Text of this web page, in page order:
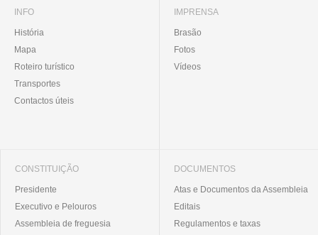
INFO
História
Mapa
Roteiro turístico
Transportes
Contactos úteis
IMPRENSA
Brasão
Fotos
Vídeos
CONSTITUIÇÃO
Presidente
Executivo e Pelouros
Assembleia de freguesia
DOCUMENTOS
Atas e Documentos da Assembleia
Editais
Regulamentos e taxas